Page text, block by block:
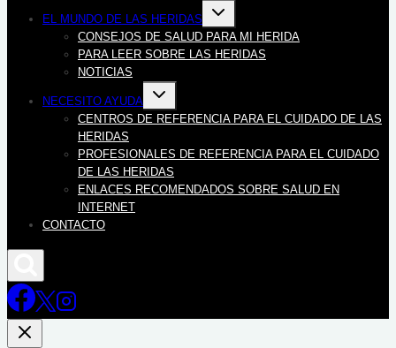
EL MUNDO DE LAS HERIDAS
Alternar
hijo
CONSEJOS DE SALUD PARA MI HERIDA
PARA LEER SOBRE LAS HERIDAS
NOTICIAS
NECESITO AYUDA
Alternar
hijo
CENTROS DE REFERENCIA PARA EL CUIDADO DE LAS
HERIDAS
PROFESIONALES DE REFERENCIA PARA EL CUIDADO
DE LAS HERIDAS
ENLACES RECOMENDADOS SOBRE SALUD EN
INTERNET
CONTACTO